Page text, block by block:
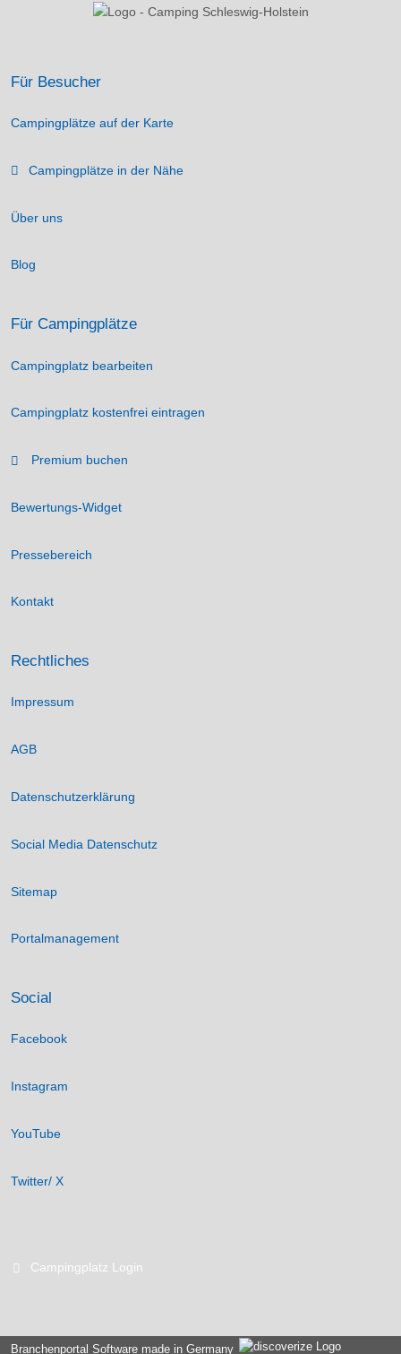
Für Besucher
Campingplätze auf der Karte
Campingplätze in der Nähe
Über uns
Blog
Für Campingplätze
Campingplatz bearbeiten
Campingplatz kostenfrei eintragen
Premium buchen
Bewertungs-Widget
Pressebereich
Kontakt
Rechtliches
Impressum
AGB
Datenschutzerklärung
Social Media Datenschutz
Sitemap
Portalmanagement
Social
Facebook
Instagram
YouTube
Twitter/ X
Campingplatz Login
Branchenportal Software made in Germany